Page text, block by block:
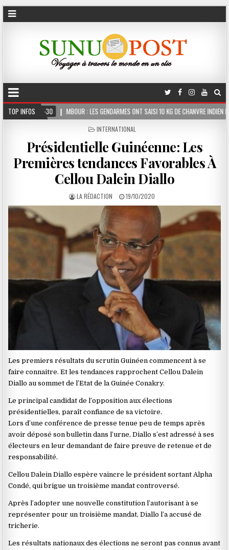
TOP INFOS
: LES GENDARMES ONT SAISI 10 KG DE CHANVRE INDIEN DISSIMULÉS DANS LE
POSTED
INTERNATIONAL
Présidentielle Guinéenne: Les
Premières tendances Favorables À
Cellou Dalein Diallo
LA RÉDACTION 19/10/2020
Les premiers résultats du scrutin Guinéen commencent à se
faire connaitre. Et les tendances rapprochent Cellou Dalein
Diallo au sommet de l’Etat de la Guinée Conakry.
Le principal candidat de l’opposition aux élections
présidentielles, paraît confiance de sa victoire.
Lors d’une conférence de presse tenue peu de temps après
avoir déposé son bulletin dans l’urne, Diallo s’est adressé à ses
électeurs en leur demandant de faire preuve de retenue et de
responsabilité.
Cellou Dalein Diallo espère vaincre le président sortant Alpha
Condé, qui brigue un troisième mandat controversé.
Après l’adopter une nouvelle constitution l’autorisant à se
représenter pour un troisième mandat, Diallo l’a accusé de
tricherie.
Les résultats nationaux des élections ne seront pas connus avant